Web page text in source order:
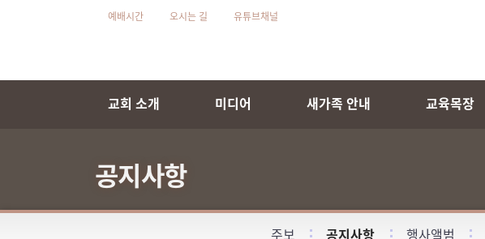
예배시간 오시는 길 유튜브채널
교회 소개 미디어 새가족 안내 교육목장
공지사항
주보 공지사항 행사앨범